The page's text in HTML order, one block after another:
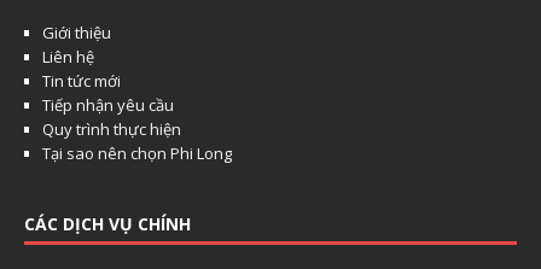
Giới thiệu
Liên hệ
Tin tức mới
Tiếp nhận yêu cầu
Quy trình thực hiện
Tại sao nên chọn Phi Long
CÁC DỊCH VỤ CHÍNH